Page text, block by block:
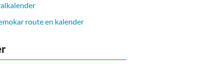
route en kalender